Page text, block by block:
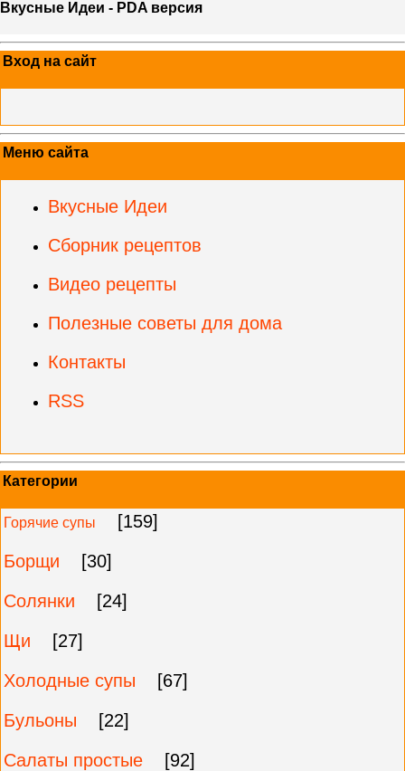
Вкусные Идеи - PDA версия
Вход на сайт
Меню сайта
Вкусные Идеи
Сборник рецептов
Видео рецепты
Полезные советы для дома
Контакты
RSS
Категории
Горячие супы
[159]
Борщи
[30]
Солянки
[24]
Щи
[27]
Холодные супы
[67]
Бульоны
[22]
Салаты простые
[92]